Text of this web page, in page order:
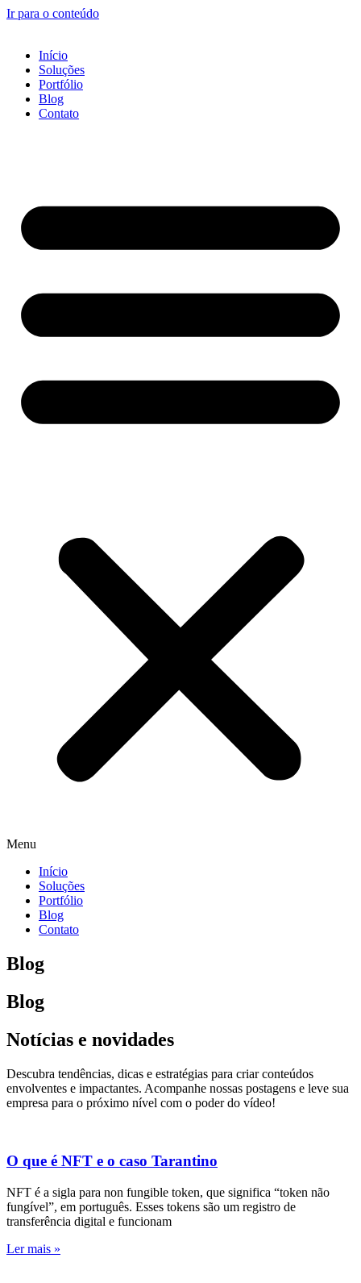
Ir para o conteúdo
Início
Soluções
Portfólio
Blog
Contato
Menu
Início
Soluções
Portfólio
Blog
Contato
Blog
Blog
Notícias e novidades
Descubra tendências, dicas e estratégias para criar conteúdos
envolventes e impactantes. Acompanhe nossas postagens e leve sua
empresa para o próximo nível com o poder do vídeo!
O que é NFT e o caso Tarantino
NFT é a sigla para non fungible token, que significa “token não
fungível”, em português. Esses tokens são um registro de
transferência digital e funcionam
Ler mais »